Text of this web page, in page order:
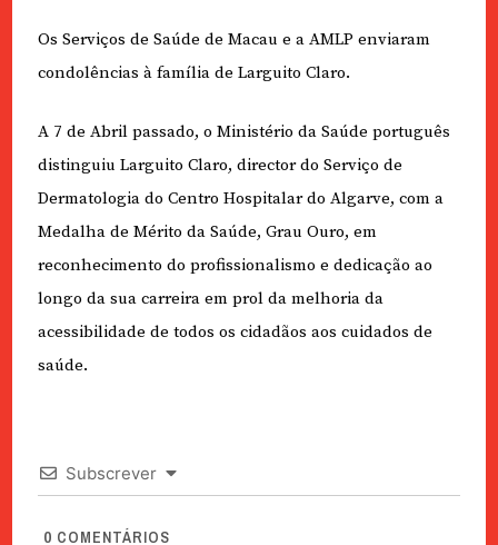
Os Serviços de Saúde de Macau e a AMLP enviaram
condolências à família de Larguito Claro.
A 7 de Abril passado, o Ministério da Saúde português
distinguiu Larguito Claro, director do Serviço de
Dermatologia do Centro Hospitalar do Algarve, com a
Medalha de Mérito da Saúde, Grau Ouro, em
reconhecimento do profissionalismo e dedicação ao
longo da sua carreira em prol da melhoria da
acessibilidade de todos os cidadãos aos cuidados de
saúde.
Subscrever
0 COMENTÁRIOS